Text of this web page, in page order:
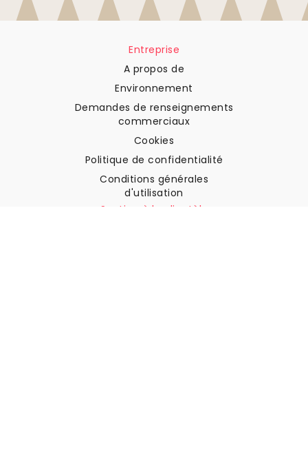
Entreprise
A propos de
Environnement
Demandes de renseignements
commerciaux
Cookies
Politique de confidentialité
Conditions générales
d'utilisation
Soutien à la clientèle